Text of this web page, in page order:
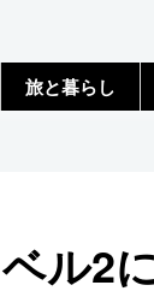
旅と暮らし
ル2